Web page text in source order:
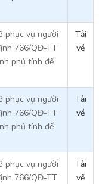
phục vụ người
766/QĐ-TT
phủ tính đế
Tải
về
phục vụ người
766/QĐ-TT
phủ tính đế
Tải
về
phục vụ người
766/QĐ-TT
Tải
về